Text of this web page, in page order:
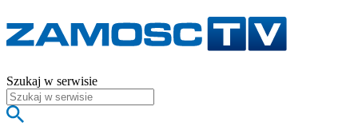
Szukaj w serwisie